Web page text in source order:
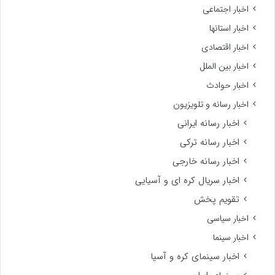
اخبار اجتماعی
اخبار استانها
اخبار اقتصادی
اخبار بین الملل
اخبار حوادث
اخبار رسانه و تلویزیون
اخبار رسانه ایرانی
اخبار رسانه ترکی
اخبار رسانه خارجی
اخبار سریال کره ای و آسیایی
تقویم پخش
اخبار سیاسی
اخبار سینما
اخبار سینمای کره و آسیا